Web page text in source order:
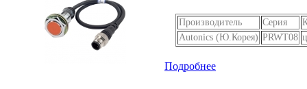
Производитель Серия
Autonics (Ю.Корея) PRWT08
Подробнее